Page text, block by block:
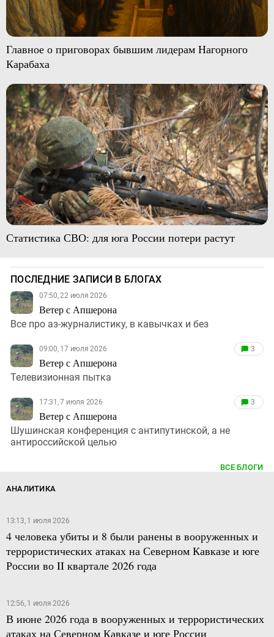
Главное о приговорах бывшим лидерам Нагорного
Карабаха
Статистика СВО: для юга России потери растут
ПОСЛЕДНИЕ ЗАПИСИ В БЛОГАХ
07:50, 22 июля 2026
Ветер с Апшерона
Все про аз-журналистику, в кавычках и без
09:00, 17 июля 2026
Ветер с Апшерона
3
Телевизионная пытка
17:31, 7 июля 2026
Ветер с Апшерона
3
Шушинская конференция с антипутинской, а не
антироссийской целью
ВСЕ БЛОГИ
АНАЛИТИКА
13:13, 1 июля 2026
4 человека убиты и 8 были ранены в вооруженных и
террористических атаках на Северном Кавказе и юге
России во II квартале 2026 года
12:56, 1 июля 2026
В июне 2026 года в вооруженных и террористических
атаках на Северном Кавказе и юге России